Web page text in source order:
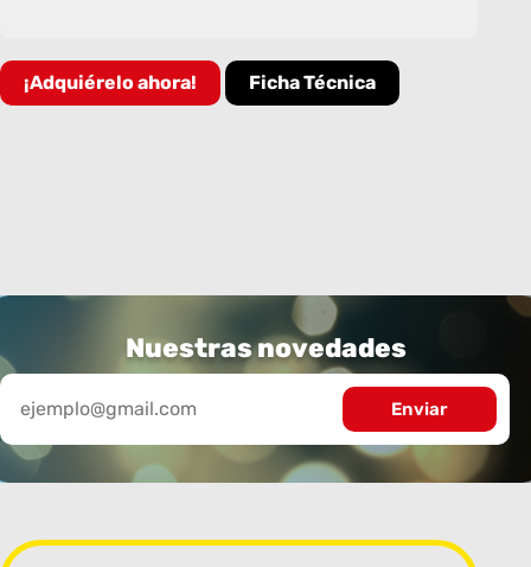
¡Adquiérelo ahora! Ficha Técnica
Nuestras novedades